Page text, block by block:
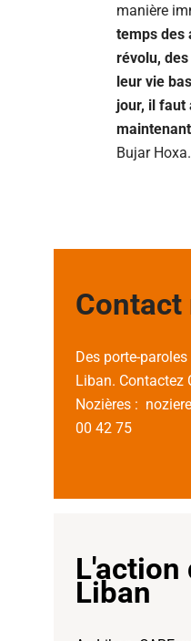
manière
temps des
révolu,
leur vie
jour, il faut
maintenant
Bujar Hoxa.
Contact
Des porte-
Liban. Contactez
Nozières :
00 42 75
L'action
Liban